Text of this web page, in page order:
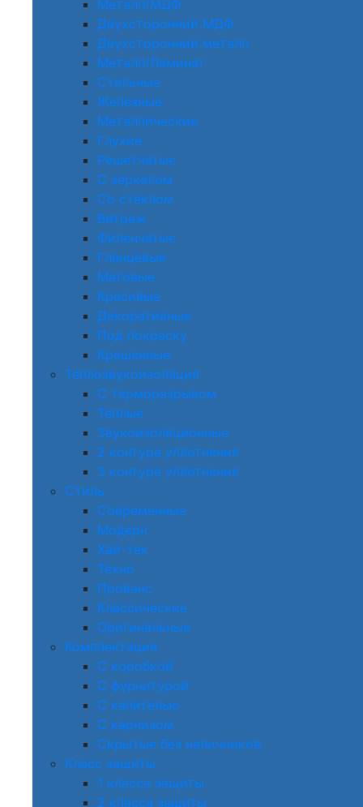
Металл/МДФ
Двухсторонний МДФ
Двухсторонний металл
Металл/Ламинат
Стальные
Железные
Металлические
Глухие
Решетчатые
С зеркалом
Со стеклом
Витраж
Филенчатые
Глянцевые
Матовые
Красивые
Декоративные
Под покраску
Крашенные
Теплозвукоизоляция
С терморазрывом
Теплые
Звукоизоляционные
2 контура уплотнения
3 контура уплотнения
Стиль
Современные
Модерн
Хай-тек
Техно
Прованс
Классические
Оригинальные
Комплектация
С коробкой
С фурнитурой
С капителью
С карнизом
Скрытые без наличников
Класс защиты
1 класса защиты
2 класса защиты